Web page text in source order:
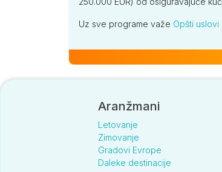
Uz sve programe važe Opšti uslovi
Aranžmani
Letovanje
Zimovanje
Gradovi Evrope
Daleke destinacije